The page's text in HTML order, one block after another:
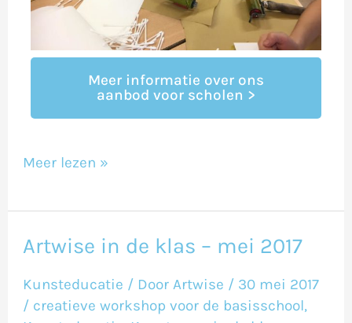
Meer informatie over ons
aanbod voor scholen >
Meer lezen »
Artwise in de klas – mei 2017
Kunsteducatie / DoorArtwise / 30 mei 2017
/ creatieve workshop voor de basisschool,
Artwise
de